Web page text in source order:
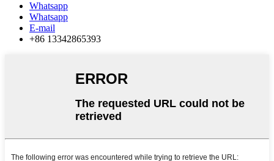
Whatsapp
Whatsapp
E-mail
+86 13342865393